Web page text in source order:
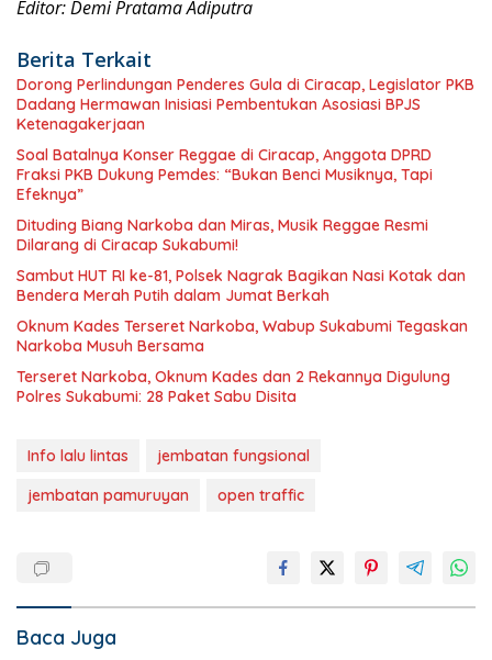
Editor: Demi Pratama Adiputra
Berita Terkait
Dorong Perlindungan Penderes Gula di Ciracap, Legislator PKB
Dadang Hermawan Inisiasi Pembentukan Asosiasi BPJS
Ketenagakerjaan
Soal Batalnya Konser Reggae di Ciracap, Anggota DPRD
Fraksi PKB Dukung Pemdes: “Bukan Benci Musiknya, Tapi
Efeknya”
Dituding Biang Narkoba dan Miras, Musik Reggae Resmi
Dilarang di Ciracap Sukabumi!
Sambut HUT RI ke-81, Polsek Nagrak Bagikan Nasi Kotak dan
Bendera Merah Putih dalam Jumat Berkah
Oknum Kades Terseret Narkoba, Wabup Sukabumi Tegaskan
Narkoba Musuh Bersama
Terseret Narkoba, Oknum Kades dan 2 Rekannya Digulung
Polres Sukabumi: 28 Paket Sabu Disita
Info lalu lintas
jembatan fungsional
jembatan pamuruyan
open traffic
Baca Juga